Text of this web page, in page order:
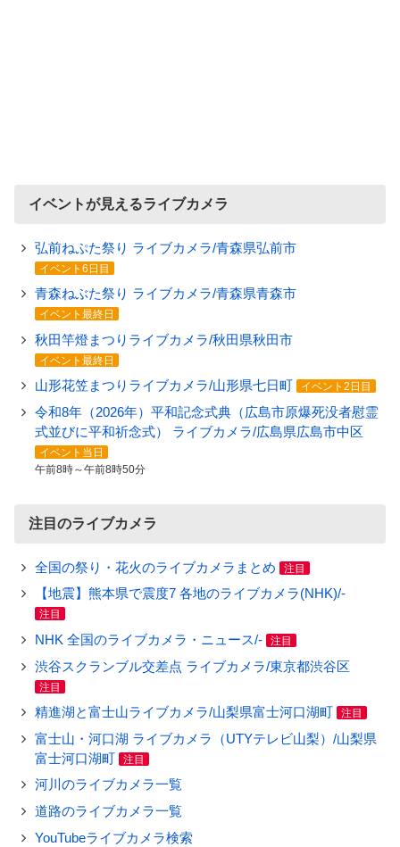
イベントが見えるライブカメラ
弘前ねぷた祭り ライブカメラ/青森県弘前市
イベント6日目
青森ねぶた祭り ライブカメラ/青森県青森市
イベント最終日
秋田竿燈まつりライブカメラ/秋田県秋田市
イベント最終日
山形花笠まつりライブカメラ/山形県七日町 イベント2日目
令和8年（2026年）平和記念式典（広島市原爆死没者慰霊
式並びに平和祈念式） ライブカメラ/広島県広島市中区
イベント当日
午前8時～午前8時50分
注目のライブカメラ
全国の祭り・花火のライブカメラまとめ 注目
【地震】熊本県で震度7 各地のライブカメラ(NHK)/-
注目
NHK 全国のライブカメラ・ニュース/- 注目
渋谷スクランブル交差点 ライブカメラ/東京都渋谷区
注目
精進湖と富士山ライブカメラ/山梨県富士河口湖町 注目
富士山・河口湖 ライブカメラ（UTYテレビ山梨）/山梨県
富士河口湖町
注目
河川のライブカメラ一覧
道路のライブカメラ一覧
YouTubeライブカメラ検索